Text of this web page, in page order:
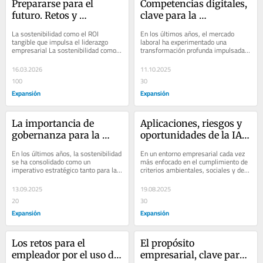
Prepararse para el
futuro. Retos y
empleabilidad
La sostenibilidad como el ROI
tangible que impulsa el liderazgo
empresarial La sostenibilidad como
el ROI tangible que impulsa el
liderazgo...
16.03.2026
100
Expansión
Competencias digitales,
clave para la
En los últimos años, el mercado
laboral ha experimentado una
transformación profunda impulsada
por un acelerado desarrollo
tecnológico y la...
11.10.2025
30
Expansión
La importancia de
gobernanza para la
En los últimos años, la sostenibilidad
se ha consolidado como un
imperativo estratégico tanto para las
empresas como para las
instituciones...
13.09.2025
20
Expansión
Aplicaciones, riesgos y
oportunidades de la IA
corporativa
En un entorno empresarial cada vez
más enfocado en el cumplimiento de
criterios ambientales, sociales y de
gobernanza (ESG, por sus siglas en...
19.08.2025
30
Expansión
Los retos para el
empleador por el uso de
El propósito
empresarial, clave para